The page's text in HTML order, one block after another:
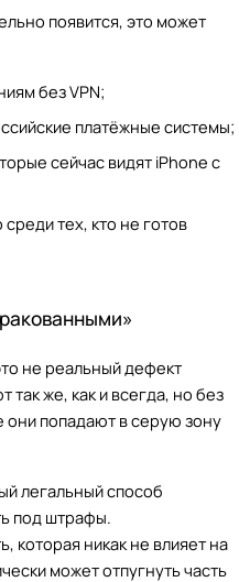
появится, это может
без VPN;
платёжные системы;
сейчас видят iPhone с
тех, кто не готов
не реальный дефект
же, как и всегда, но без
попадают в серую зону
легальный способ
под штрафы.
которая никак не влияет на
может отпугнуть часть